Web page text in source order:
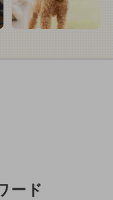
ード